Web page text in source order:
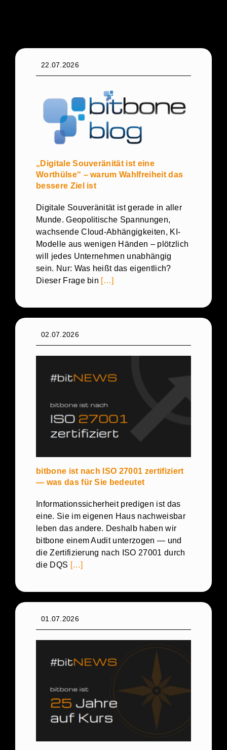
22.07.2026
„Digitale Souveränität ist eine
Worthülse“ – warum Wahlfreiheit das
bessere Ziel ist
Digitale Souveränität ist gerade in aller
Munde. Geopolitische Spannungen,
wachsende Cloud-Abhängigkeiten, KI-
Modelle aus wenigen Händen – plötzlich
will jedes Unternehmen unabhängig
sein. Nur: Was heißt das eigentlich?
Dieser Frage bin […]
02.07.2026
bitbone ist nach ISO 27001 zertifiziert
— was das für Sie bedeutet
Informationssicherheit predigen ist das
eine. Sie im eigenen Haus nachweisbar
leben das andere. Deshalb haben wir
bitbone einem Audit unterzogen — und
die Zertifizierung nach ISO 27001 durch
die DQS […]
01.07.2026